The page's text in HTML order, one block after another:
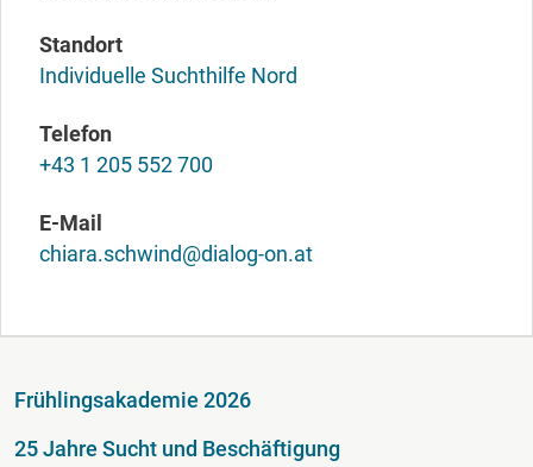
Standort
Individuelle Suchthilfe Nord
Telefon
+43 1 205 552 700
E-Mail
chiara.schwind@dialog-on.at
Fußzeile
Frühlingsakademie 2026
25 Jahre Sucht und Beschäftigung